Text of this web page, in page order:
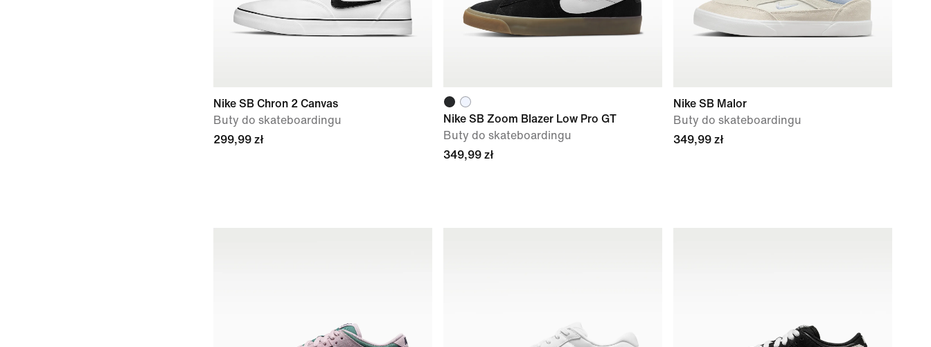
Nike SB Chron 2 Canvas
Buty do skateboardingu
299,99 zł
Nike SB Zoom Blazer Low Pro GT
Buty do skateboardingu
349,99 zł
Nike SB Malor
Buty do skateboardingu
349,99 zł